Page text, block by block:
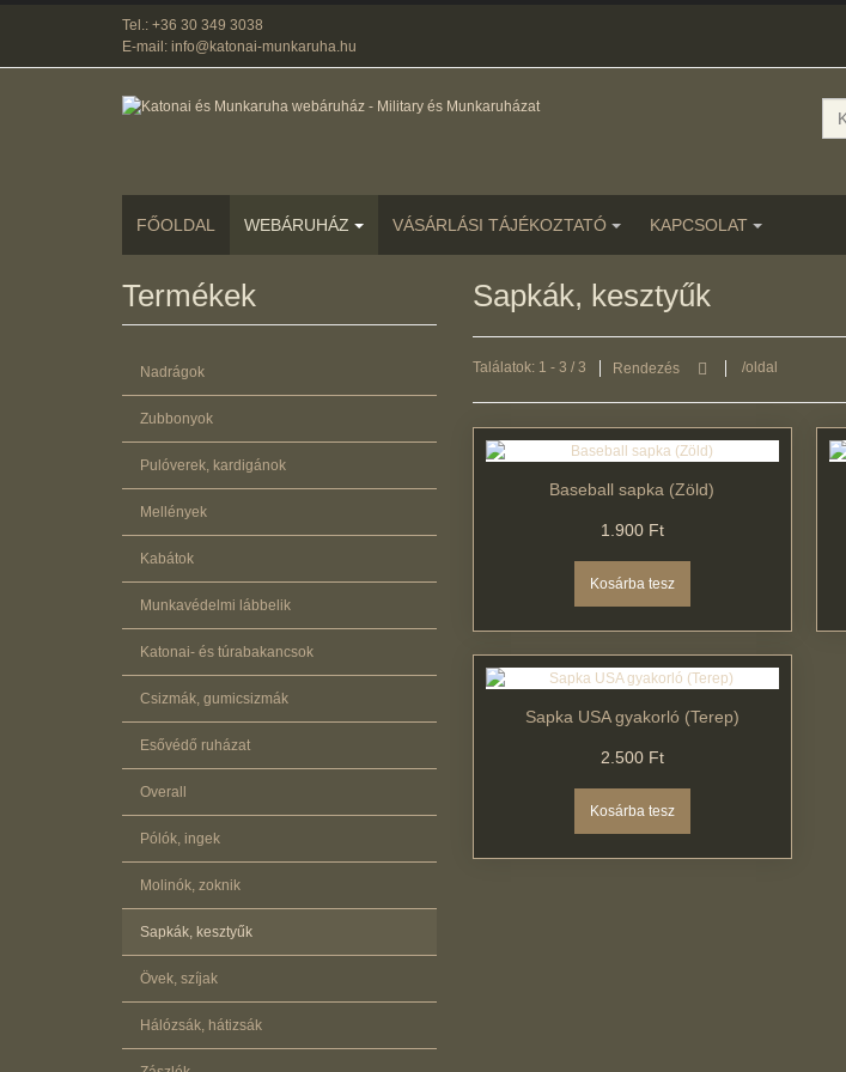
Tel.: +36 30 349 3038
E-mail: info@katonai-munkaruha.hu
FŐOLDAL WEBÁRUHÁZ VÁSÁRLÁSI TÁJÉKOZTATÓ KAPCSOLAT
Sapkák, kesztyűk
Találatok: 1 - 3 / 3 Rendezés /oldal
Baseball sapka (Zöld)
1.900 Ft
Sapka USA gyakorló (Terep)
2.500 Ft
Termékek
Nadrágok
Zubbonyok
Pulóverek, kardigánok
Mellények
Kabátok
Munkavédelmi lábbelik
Katonai- és túrabakancsok
Csizmák, gumicsizmák
Esővédő ruházat
Overall
Pólók, ingek
Molinók, zoknik
Sapkák, kesztyűk
Övek, szíjak
Hálózsák, hátizsák